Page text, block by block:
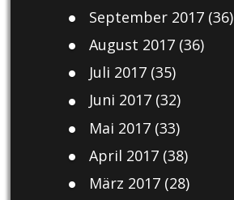
September 2017(36)
August 2017(36)
Juli 2017(35)
Juni 2017(32)
Mai 2017(33)
April 2017(38)
März 2017(28)